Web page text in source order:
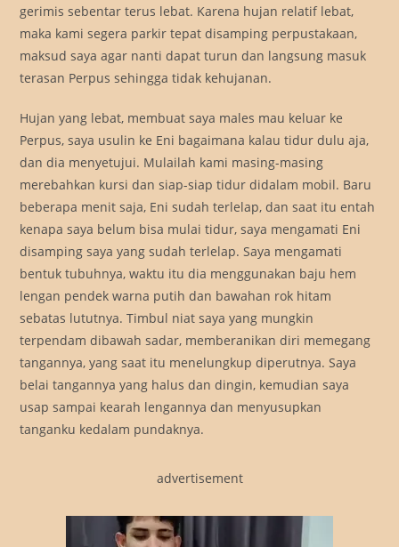
gerimis sebentar terus lebat. Karena hujan relatif lebat,
maka kami segera parkir tepat disamping perpustakaan,
maksud saya agar nanti dapat turun dan langsung masuk
terasan Perpus sehingga tidak kehujanan.
Hujan yang lebat, membuat saya males mau keluar ke
Perpus, saya usulin ke Eni bagaimana kalau tidur dulu aja,
dan dia menyetujui. Mulailah kami masing-masing
merebahkan kursi dan siap-siap tidur didalam mobil. Baru
beberapa menit saja, Eni sudah terlelap, dan saat itu entah
kenapa saya belum bisa mulai tidur, saya mengamati Eni
disamping saya yang sudah terlelap. Saya mengamati
bentuk tubuhnya, waktu itu dia menggunakan baju hem
lengan pendek warna putih dan bawahan rok hitam
sebatas lututnya. Timbul niat saya yang mungkin
terpendam dibawah sadar, memberanikan diri memegang
tangannya, yang saat itu menelungkup diperutnya. Saya
belai tangannya yang halus dan dingin, kemudian saya
usap sampai kearah lengannya dan menyusupkan
tanganku kedalam pundaknya.
advertisement